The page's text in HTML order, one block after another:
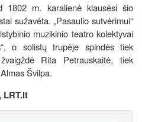
1802 m. karalienė klausėsi šio
sužavėta. „Pasaulio sutvėrimui“
muzikinio teatro kolektyvai
o solistų trupėje spindės tiek
Rita Petrauskaitė, tiek
Švilpa.
LRT.lt